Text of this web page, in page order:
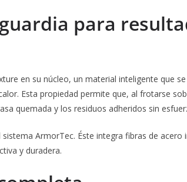
para
en su núcleo, un material inteligente que
Esta propiedad permite que, al frotarse
quemada y los residuos adheridos sin
ArmorTec. Éste integra fibras de acero
y duradera.